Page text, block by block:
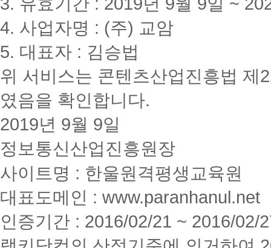
4. 사업자명 : (주) 교암
5. 대표자 : 김승법
위 서비스는 콘텐츠산업진흥법 제
였음을 확인합니다.
2019년 9월 9일
정보통신산업진흥원장
사이트명 : 한울원격평생교육원
대표도메인 : www.paranhanul.net
인증기간 : 2016/02/21 ~ 2016/02/